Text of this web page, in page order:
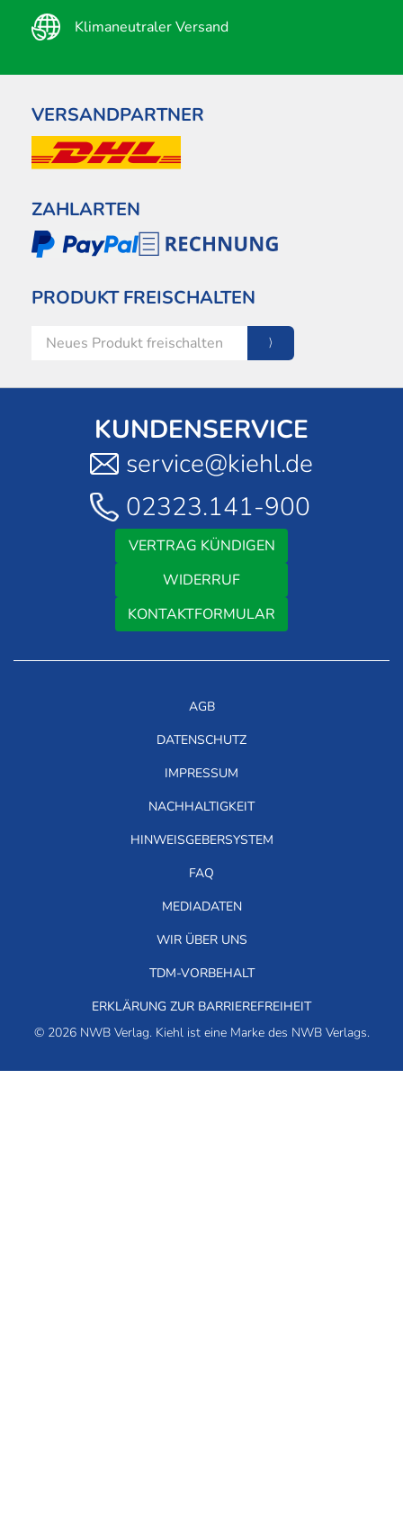
Klimaneutraler Versand
VERSANDPARTNER
ZAHLARTEN
PRODUKT FREISCHALTEN
KUNDENSERVICE
service@kiehl.de
02323.141-900
VERTRAG KÜNDIGEN
WIDERRUF
KONTAKTFORMULAR
© 2026 NWB Verlag. Kiehl ist eine Marke des NWB Verlags.
AGB
DATENSCHUTZ
IMPRESSUM
NACHHALTIGKEIT
HINWEISGEBERSYSTEM
FAQ
MEDIADATEN
WIR ÜBER UNS
TDM-VORBEHALT
ERKLÄRUNG ZUR BARRIEREFREIHEIT